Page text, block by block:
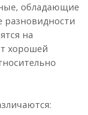
обладающие
на
хорошей